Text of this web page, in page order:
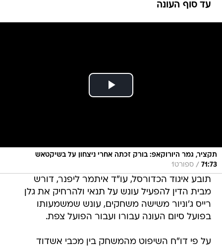
עד סוף העונה
תקציר, גמר היורוקאפ: בורק זכתה אחרי ניצחון על בשיקטאש
71:73
/ ספורט1
תובע איגוד הכדורסל, עו"ד איתמר ליפנר, דורש
מבית הדין להפעיל עונש על תנאי ולהרחיק את גלן
רייס ג'וניור משישה משחקים, עונש שמשמעותו
בפועל סיום העונה עבורו ועבור הפועל צפת.
על פי דו"ח השיפוט מהמשחק בין מכבי אשדוד